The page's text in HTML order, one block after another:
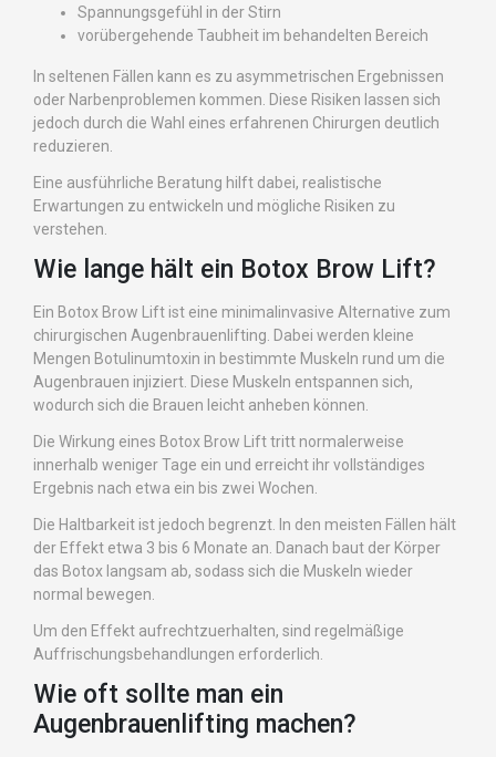
Spannungsgefühl in der Stirn
vorübergehende Taubheit im behandelten Bereich
In seltenen Fällen kann es zu asymmetrischen Ergebnissen
oder Narbenproblemen kommen. Diese Risiken lassen sich
jedoch durch die Wahl eines erfahrenen Chirurgen deutlich
reduzieren.
Eine ausführliche Beratung hilft dabei, realistische
Erwartungen zu entwickeln und mögliche Risiken zu
verstehen.
Wie lange hält ein Botox Brow Lift?
Ein Botox Brow Lift ist eine minimalinvasive Alternative zum
chirurgischen Augenbrauenlifting. Dabei werden kleine
Mengen Botulinumtoxin in bestimmte Muskeln rund um die
Augenbrauen injiziert. Diese Muskeln entspannen sich,
wodurch sich die Brauen leicht anheben können.
Die Wirkung eines Botox Brow Lift tritt normalerweise
innerhalb weniger Tage ein und erreicht ihr vollständiges
Ergebnis nach etwa ein bis zwei Wochen.
Die Haltbarkeit ist jedoch begrenzt. In den meisten Fällen hält
der Effekt etwa 3 bis 6 Monate an. Danach baut der Körper
das Botox langsam ab, sodass sich die Muskeln wieder
normal bewegen.
Um den Effekt aufrechtzuerhalten, sind regelmäßige
Auffrischungsbehandlungen erforderlich.
Wie oft sollte man ein
Augenbrauenlifting machen?